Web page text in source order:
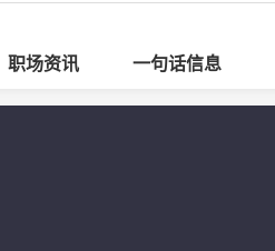
职场资讯 一句话信息